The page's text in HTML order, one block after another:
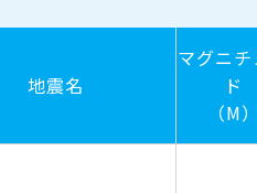
地震名
マグニ
ド
（M